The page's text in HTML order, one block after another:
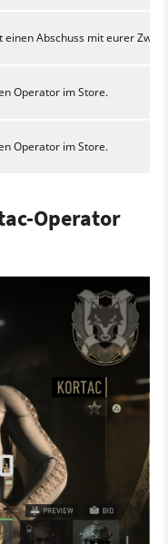
einen Abschuss mit eurer
Operator im Store.
Operator im Store.
Operator